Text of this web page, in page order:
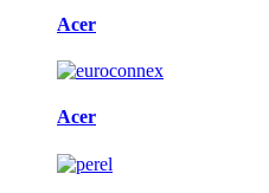
Acer
Acer